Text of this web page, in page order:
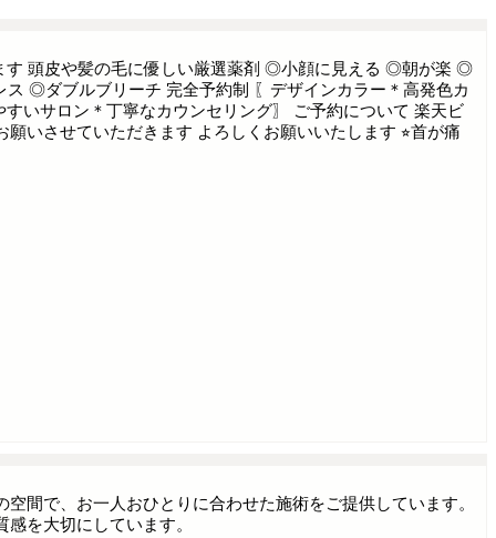
す 頭皮や髪の毛に優しい厳選薬剤 ◎小顔に見える ◎朝が楽 ◎
◎ダブルブリーチ 完全予約制 〖デザインカラー＊高発色カ
いサロン＊丁寧なカウンセリング〗 ご予約について 楽天ビ
いさせていただきます よろしくお願いいたします ⭐︎首が痛
間で、お一人おひとりに合わせた施術をご提供しています。
を大切にしています。